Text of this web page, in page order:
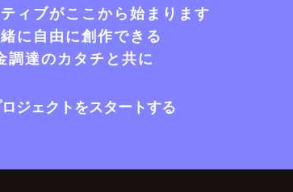
ィブがここから始まります
に自由に創作できる
調達のカタチと共に
ジェクトをスタートする